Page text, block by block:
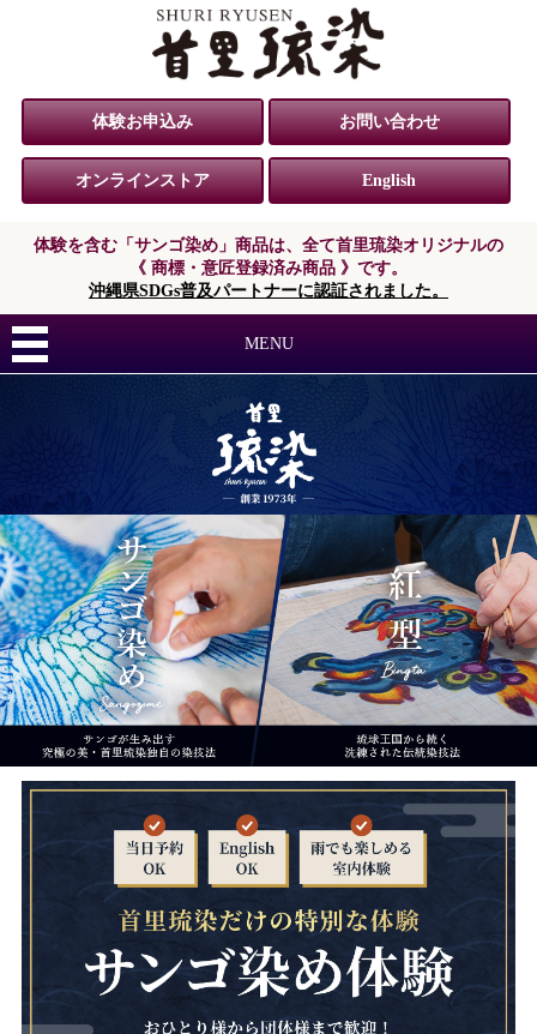
体験お申込み お問い合わせ
オンラインストア English
体験を含む「サンゴ染め」商品は、 全て首里琉染オリジナルの
《 商標・意匠登録済み商品 》です。
沖縄県SDGs普及パートナーに認証されました。
MENU